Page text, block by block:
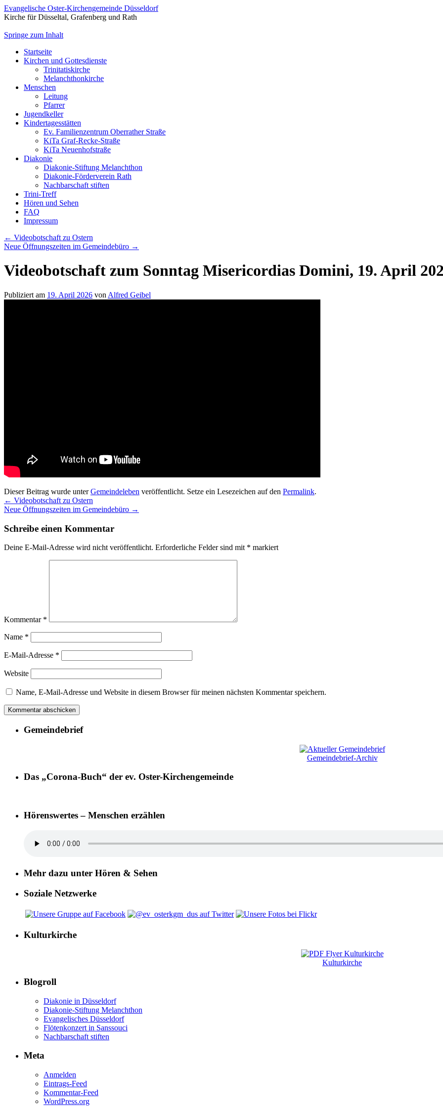
Evangelische Oster-Kirchengemeinde Düsseldorf
Kirche für Düsseltal, Grafenberg und Rath
Springe zum Inhalt
Startseite
Kirchen und Gottesdienste
Trinitatiskirche
Melanchthonkirche
Menschen
Leitung
Pfarrer
Jugendkeller
Kindertagesstätten
Ev. Familienzentrum Oberrather Straße
KiTa Graf-Recke-Straße
KiTa Neuenhofstraße
Diakonie
Diakonie-Stiftung Melanchthon
Diakonie-Förderverein Rath
Nachbarschaft stiften
Trini-Treff
Hören und Sehen
FAQ
Impressum
← Videobotschaft zu Ostern
Neue Öffnungszeiten im Gemeindebüro →
Videobotschaft zum Sonntag Misericordias Domini, 19. April
Publiziert am 19. April 2026 von Alfred Geibel
Dieser Beitrag wurde unterGemeindeleben veröffentlicht. Setze ein Lesezeichen auf den Permalink.
← Videobotschaft zu Ostern
Neue Öffnungszeiten im Gemeindebüro →
Schreibe einen Kommentar
Deine E-Mail-Adresse wird nicht veröffentlicht. Erforderliche Felder sind mit * markiert
Kommentar *
Name *
E-Mail-Adresse *
Website
Name, E-Mail-Adresse und Website in diesem Browser für meinen nächsten Kommentar speichern.
Gemeindebrief
Gemeindebrief-Archiv
Das „Corona-Buch“ der ev. Oster-Kirchengemeinde
Hörenswertes – Menschen erzählen
Mehr dazu unter Hören & Sehen
Soziale Netzwerke
Kulturkirche
Kulturkirche
Blogroll
Diakonie in Düsseldorf
Diakonie-Stiftung Melanchthon
Evangelisches Düsseldorf
Flötenkonzert in Sanssouci
Nachbarschaft stiften
Meta
Anmelden
Eintrags-Feed
Kommentar-Feed
WordPress.org